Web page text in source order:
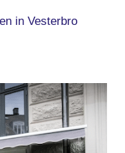
in Vesterbro